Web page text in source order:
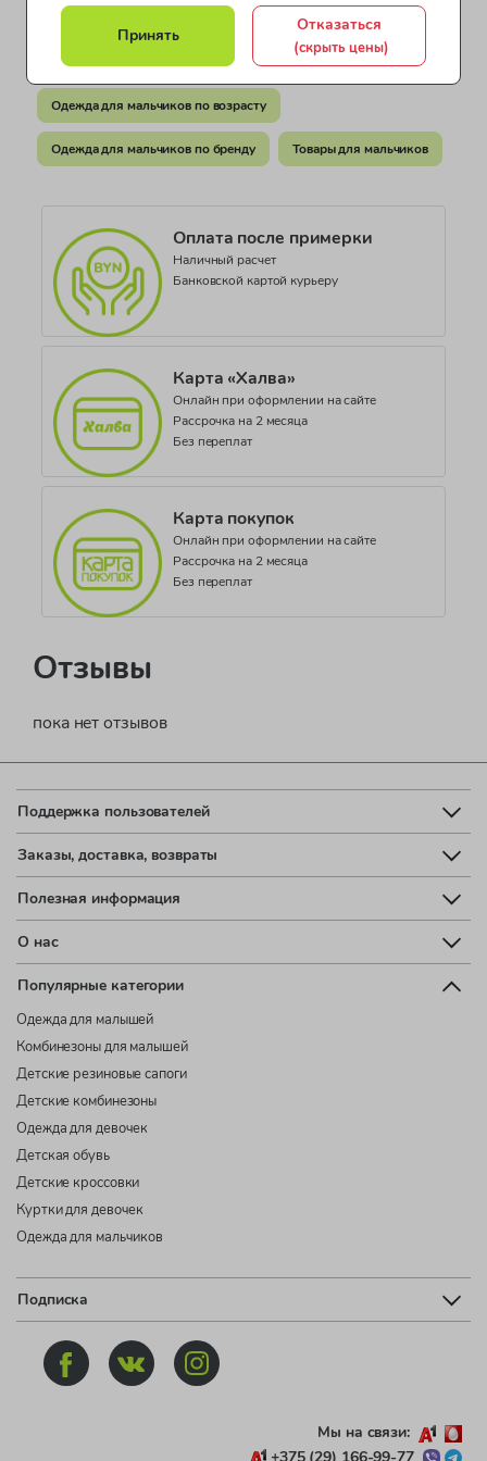
Бангладеш
Документ о соответствии
Коллекция
Be Romantic Sum. JB
Одежда для мальчиков United Colors of Benetton
Шорты для мальчиков Одежда для мальчиков
Одежда для мальчиков по возрасту
Одежда для мальчиков по бренду Товары для мальчиков
Оплата после примерки
Наличный расчет
Банковской картой курьеру
Карта «Халва»
Онлайн при оформлении на сайте
Рассрочка на 2 месяца
Без переплат
Карта покупок
Онлайн при оформлении на сайте
Рассрочка на 2 месяца
Без переплат
Отзывы
пока нет отзывов
Поддержка пользователей
Заказы, доставка, возвраты
Полезная информация
О нас
Популярные категории
Одежда для малышей
Комбинезоны для малышей
Детские резиновые сапоги
Детские комбинезоны
Одежда для девочек
Детская обувь
Детские кроссовки
Куртки для девочек
Одежда для мальчиков
Подписка
Мы на связи:
Принять
Отказаться
(скрыть цены)